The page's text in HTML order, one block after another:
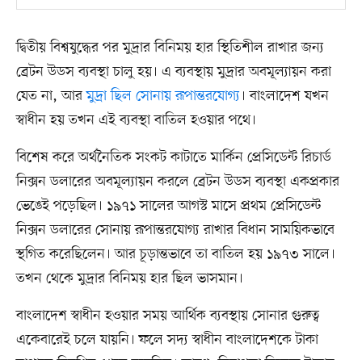
দ্বিতীয় বিশ্বযুদ্ধের পর মুদ্রার বিনিময় হার স্থিতিশীল রাখার জন্য
ব্রেটন উডস ব্যবস্থা চালু হয়। এ ব্যবস্থায় মুদ্রার অবমূল্যায়ন করা
যেত না, আরমুদ্রা ছিল সোনায় রূপান্তরযোগ্য। বাংলাদেশ যখন
স্বাধীন হয় তখন এই ব্যবস্থা বাতিল হওয়ার পথে।
বিশেষ করে অর্থনৈতিক সংকট কাটাতে মার্কিন প্রেসিডেন্ট রিচার্ড
নিক্সন ডলারের অবমূল্যায়ন করলে ব্রেটন উডস ব্যবস্থা একপ্রকার
ভেঙেই পড়েছিল। ১৯৭১ সালের আগস্ট মাসে প্রথম প্রেসিডেন্ট
নিক্সন ডলারের সোনায় রূপান্তরযোগ্য রাখার বিধান সাময়িকভাবে
স্থগিত করেছিলেন। আর চূড়ান্তভাবে তা বাতিল হয় ১৯৭৩ সালে।
তখন থেকে মুদ্রার বিনিময় হার ছিল ভাসমান।
বাংলাদেশ স্বাধীন হওয়ার সময় আর্থিক ব্যবস্থায় সোনার গুরুত্ব
একেবারেই চলে যায়নি। ফলে সদ্য স্বাধীন বাংলাদেশকে টাকা